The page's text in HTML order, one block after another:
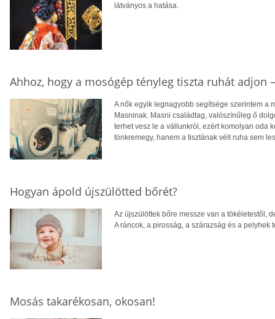
látványos a hatása.
Ahhoz, hogy a mosógép tényleg tiszta ruhát adjon
A nők egyik legnagyobb segítsége szerintem a
Masninak. Masni családtag, valószínűleg ő
terhet vesz le a vállunkról, ezért komolyan oda
tönkremegy, hanem a tisztának vélt ruha sem
Hogyan ápold újszülötted bőrét?
Az újszülöttek bőre messze van a tökéletestől,
A ráncok, a pirosság, a szárazság és a pelyhek
Mosás takarékosan, okosan!